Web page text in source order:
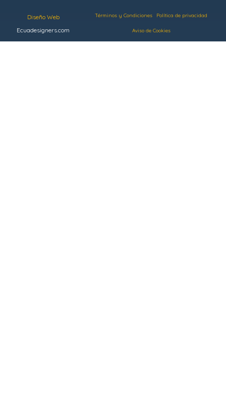
Diseño Web
Ecuadesigners.com
Términos y Condiciones Política de privacidad
Aviso de Cookies